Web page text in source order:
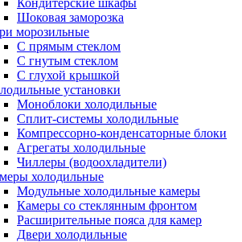
Кондитерские шкафы
Шоковая заморозка
морозильные
С прямым стеклом
С гнутым стеклом
С глухой крышкой
установки
Моноблоки холодильные
Сплит-системы холодильные
Компрессорно-конденсаторные блоки
Агрегаты холодильные
Чиллеры (водоохладители)
холодильные
Модульные холодильные камеры
Камеры со стеклянным фронтом
Расширительные пояса для камер
Двери холодильные